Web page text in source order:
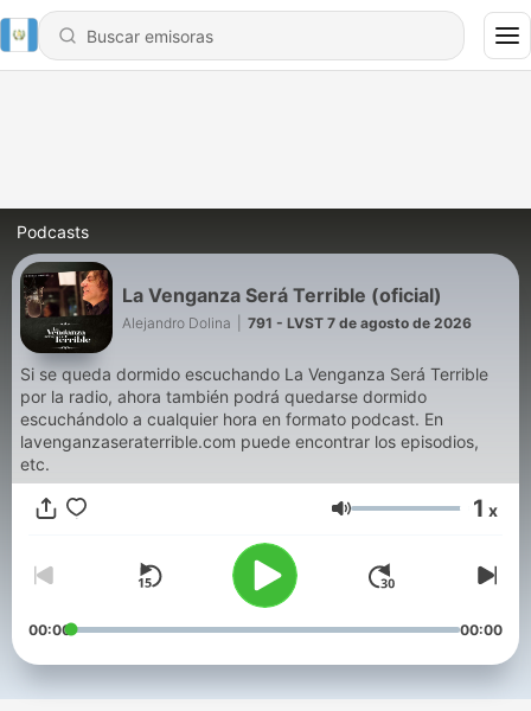
Podcasts
La Venganza Será Terrible (oficial)
Alejandro Dolina 791 - LVST 7 de agosto de 2026
Si se queda dormido escuchando La Venganza Será Terrible
por la radio, ahora también podrá quedarse dormido
escuchándolo a cualquier hora en formato podcast. En
lavenganzaseraterrible.com puede encontrar los episodios,
etc.
Volumen 1 x
00:00 00:00